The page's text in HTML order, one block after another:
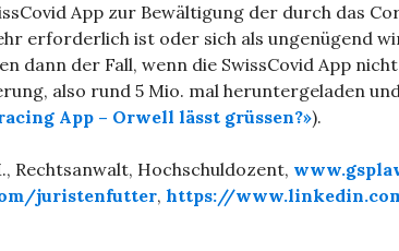
App zur Bewältigung der durch das
erforderlich ist oder sich als ungenügend
dann der Fall, wenn die SwissCovid App
also rund 5 Mio. mal heruntergeladen
App – Orwell lässt grüssen?»).
Rechtsanwalt, Hochschuldozent,
juristenfutter, https://